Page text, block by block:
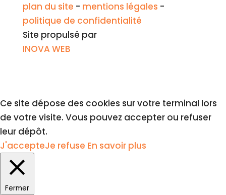
plan du site - mentions légales -
politique de confidentialité
Site propulsé par
INOVA WEB
Ce site dépose des cookies sur votre terminal lors
de votre visite. Vous pouvez accepter ou refuser
leur dépôt.
J'accepteJe refuse En savoir plus
Fermer